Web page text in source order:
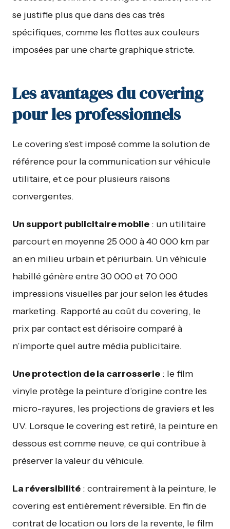
se justifie plus que dans des cas très
spécifiques, comme les flottes aux couleurs
imposées par une charte graphique stricte.
Les avantages du covering
pour les professionnels
Le covering s’est imposé comme la solution de
référence pour la communication sur véhicule
utilitaire, et ce pour plusieurs raisons
convergentes.
Un support publicitaire mobile : un utilitaire
parcourt en moyenne 25 000 à 40 000 km par
an en milieu urbain et périurbain. Un véhicule
habillé génère entre 30 000 et 70 000
impressions visuelles par jour selon les études
marketing. Rapporté au coût du covering, le
prix par contact est dérisoire comparé à
n’importe quel autre média publicitaire.
Une protection de la carrosserie : le film
vinyle protège la peinture d’origine contre les
micro-rayures, les projections de graviers et les
UV. Lorsque le covering est retiré, la peinture en
dessous est comme neuve, ce qui contribue à
préserver la valeur du véhicule.
La réversibilité : contrairement à la peinture, le
covering est entièrement réversible. En fin de
contrat de location ou lors de la revente, le film